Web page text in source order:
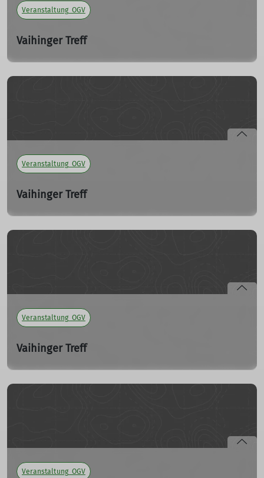
Veranstaltung_OGV
Vaihinger Treff
Do. 16.05.2024
Kleines Sicherungsupdate
Veranstaltung_OGV
Vaihinger Treff
Do. 11.04.2024
Bildervortrag
Veranstaltung_OGV
Vaihinger Treff
Do. 14.03.2024
Veranstaltung_OGV